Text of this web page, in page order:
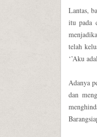
Lantas,
itu pada
telah
‘’Aku
Adanya
dan